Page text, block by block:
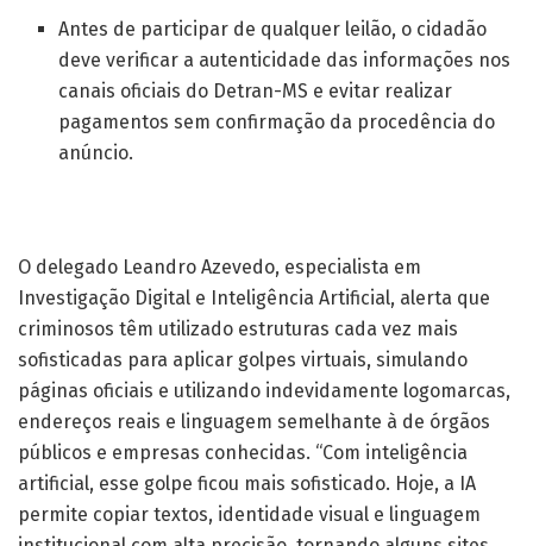
Antes de participar de qualquer leilão, o cidadão
deve verificar a autenticidade das informações nos
canais oficiais do Detran-MS e evitar realizar
pagamentos sem confirmação da procedência do
anúncio.
O delegado Leandro Azevedo, especialista em
Investigação Digital e Inteligência Artificial, alerta que
criminosos têm utilizado estruturas cada vez mais
sofisticadas para aplicar golpes virtuais, simulando
páginas oficiais e utilizando indevidamente logomarcas,
endereços reais e linguagem semelhante à de órgãos
públicos e empresas conhecidas. “Com inteligência
artificial, esse golpe ficou mais sofisticado. Hoje, a IA
permite copiar textos, identidade visual e linguagem